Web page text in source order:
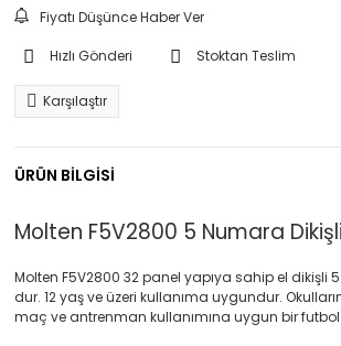
Fiyatı Düşünce Haber Ver
Hızlı Gönderi Stoktan Teslim
Karşılaştır
ÜRÜN BİLGİSİ
Molten F5V2800 5 Numara
Molten F5V2800 32 panel yapıya sahip el dikişli
dur. 12 yaş ve üzeri kullanıma uygundur.
maç ve antrenman kullanımına uygun bir